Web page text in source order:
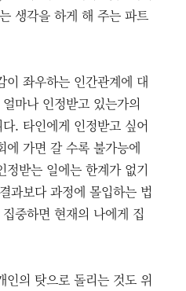
생각을 하게 해 주는 파트
이 좌우하는 인간관계에 대
마나 인정받고 있는가의
. 타인에게 인정받고 싶어
에 가면 갈 수록 불가능에
정받는 일에는 한계가 없기
과보다 과정에 몰입하는 법
중하면 현재의 나에게 집
의 탓으로 돌리는 것도 위